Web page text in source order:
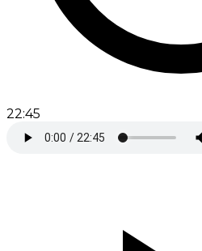
22:45